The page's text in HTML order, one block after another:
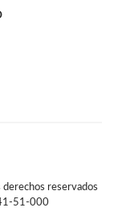
derechos reservados
51-000